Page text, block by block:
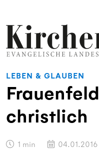
LEBEN & GLAUBEN
christlich
1 min 04.01.2016